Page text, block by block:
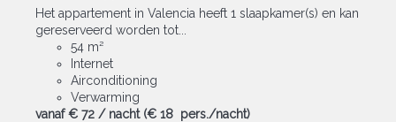
Het appartement in Valencia heeft 1 slaapkamer(s) en kan
gereserveerd worden tot...
54 m²
Internet
Airconditioning
Verwarming
vanaf € 72 / nacht (€ 18 pers./nacht)